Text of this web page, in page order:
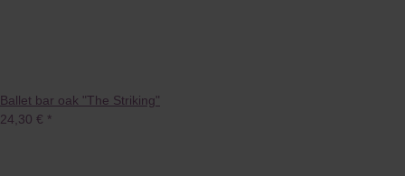
Ballet bar oak "The Striking"
24,30 € *